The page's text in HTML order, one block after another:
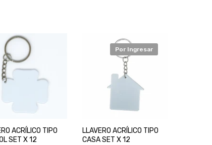
ACRÍLICO TIPO
SET X 12
Por Ingresar
LLAVERO ACRÍLICO TIPO
CASA SET X 12